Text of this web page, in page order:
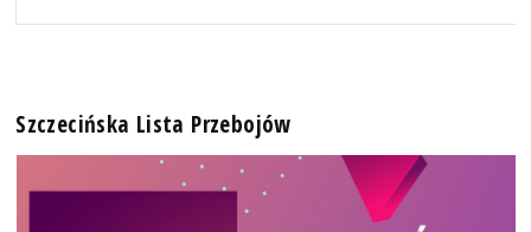
Szczecińska Lista Przebojów